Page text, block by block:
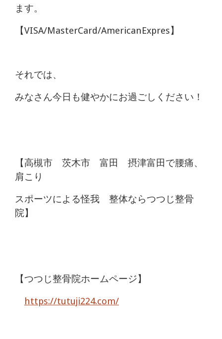
ます。
【VISA/MasterCard/AmericanExpres】
それでは、
みなさん今日も健やかにお過ごしください！
【高槻市 茨木市 富田 摂津富田で腰痛、
肩こり
スポーツによる怪我 整体ならつつじ整骨
院】
【つつじ整骨院ホームページ】
https://tutuji224.com/